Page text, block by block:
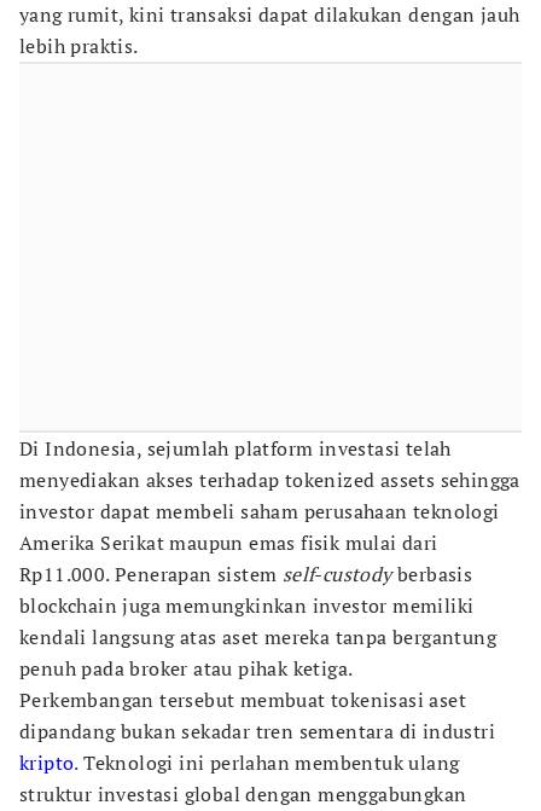
yang rumit, kini transaksi dapat dilakukan dengan jauh
lebih praktis.
Di Indonesia, sejumlah platform investasi telah
menyediakan akses terhadap tokenized assets sehingga
investor dapat membeli saham perusahaan teknologi
Amerika Serikat maupun emas fisik mulai dari
Rp11.000. Penerapan sistem self-custodyberbasis
blockchain juga memungkinkan investor memiliki
kendali langsung atas aset mereka tanpa bergantung
penuh pada broker atau pihak ketiga.
Perkembangan tersebut membuat tokenisasi aset
dipandang bukan sekadar tren sementara di industri
kripto. Teknologi ini perlahan membentuk ulang
struktur investasi global dengan menggabungkan